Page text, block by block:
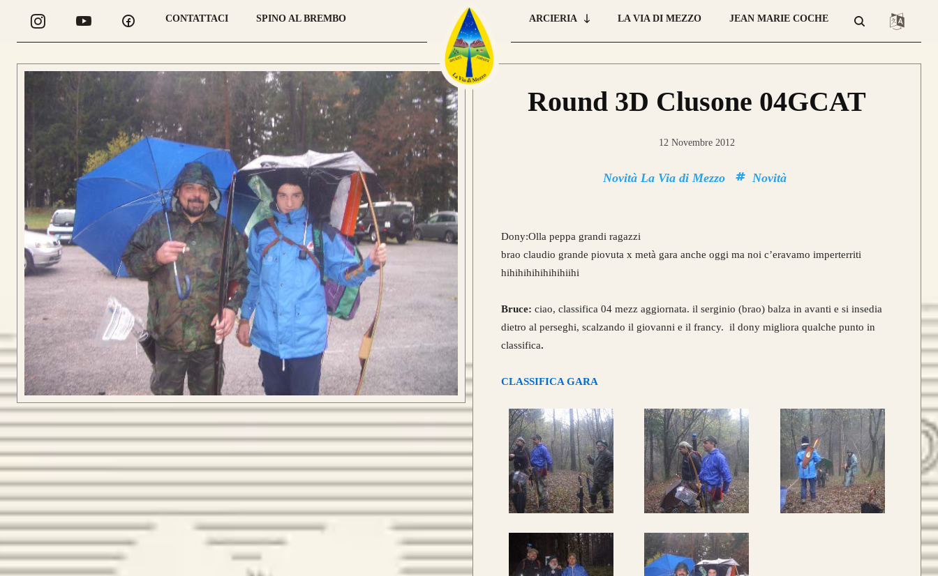
CONFIGURA E ORDINA IL TUO
LONGBOW
questo modello sono leDUElamine di
pregiatoTasso, Osage o Bambù
una struttura composta da4 lamine di
legno
da 800€
CONTATTACI SPINO AL BREMBO ARCIERIA LA VIA DI MEZZO JEAN MARIE COCHE
Round 3D Clusone 04GCAT
12 Novembre 2012
Novità La Via di Mezzo Novità
Dony:Olla peppa grandi ragazzi
brao claudio grande piovuta x metà gara anche oggi ma noi c’eravamo imperterriti
hihihihihihihihiihi
Bruce: ciao, classifica 04 mezz aggiornata. il serginio (brao) balza in avanti e si insedia
dietro al perseghi, scalzando il giovanni e il francy. il dony migliora qualche punto in
classifica.
CLASSIFICA GARA